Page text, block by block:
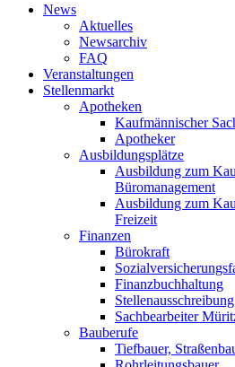
News
Aktuelles
Newsarchiv
FAQ
Veranstaltungen
Stellenmarkt
Apotheken
Kaufmännischer
Apotheker
Ausbildungsplätze
Ausbildung zum
Büromanagement
Ausbildung zum
Freizeit
Finanzen
Bürokraft
Finanzbuchhaltung
Sachbearbeiter
Bauberufe
Tiefbauer,